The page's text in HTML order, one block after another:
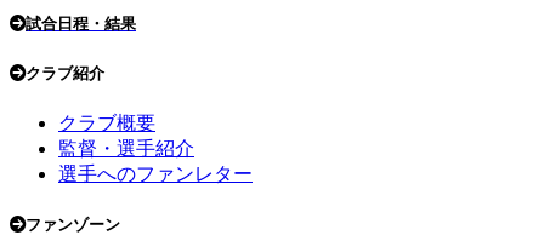
試合日程・結果
クラブ紹介
クラブ概要
監督・選手紹介
選手へのファンレター
ファンゾーン